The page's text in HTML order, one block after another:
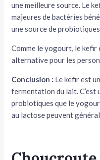
une meilleure source. Le
majeures de bactéries
une source de
Comme le yogourt, le kefir
alternative pour les
Conclusion : Le kefir est
fermentation du lait. C’est
probiotiques que le
au lactose peuvent